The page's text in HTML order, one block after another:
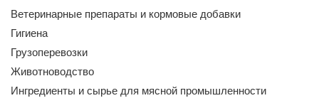
Ветеринарные препараты и кормовые добавки
Гигиена
Грузоперевозки
Животноводство
Ингредиенты и сырье для мясной промышленности